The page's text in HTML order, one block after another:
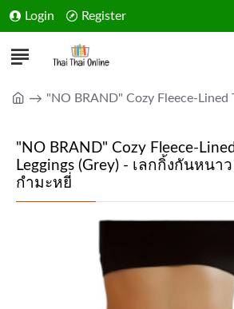
Login Register
"NO BRAND" Cozy Fleece-
"NO BRAND" Cozy Fleece-
Leggings (Grey) - เลกกิ้งกันหน
กำมะหยี่